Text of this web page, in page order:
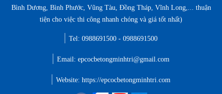
Bình Dương, Bình Phước, Vũng Tàu, Đồng Tháp, Vĩnh Long,... thuận
tiện cho việc thi công nhanh chóng và giá tốt nhất)
Tel: 0988691500 - 0988691500
Email: epcocbetongminhtri@gmail.com
Website: https://epcocbetongminhtri.com